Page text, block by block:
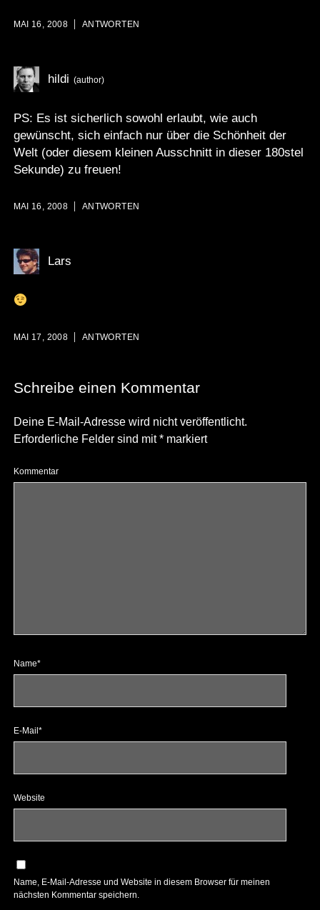
MAI 16, 2008 ANTWORTEN
hildi
PS: Es ist sicherlich sowohl erlaubt, wie auch
gewünscht, sich einfach nur über die Schönheit der
Welt (oder diesem kleinen Ausschnitt in dieser 180stel
Sekunde) zu freuen!
MAI 16, 2008 ANTWORTEN
Lars
MAI 17, 2008 ANTWORTEN
Schreibe einen Kommentar
Deine E-Mail-Adresse wird nicht veröffentlicht.
Erforderliche Felder sind mit*markiert
Kommentar
Name*
E-Mail*
Website
Name, E-Mail-Adresse und Website in diesem Browser für meinen
nächsten Kommentar speichern.